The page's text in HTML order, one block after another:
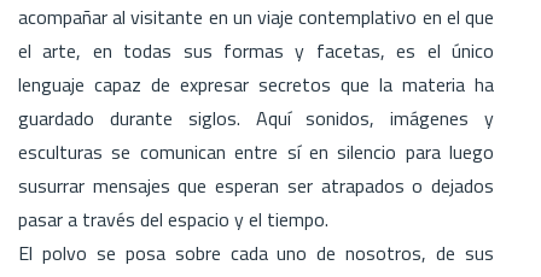
acompañar al visitante en un viaje contemplativo en el que
el arte, en todas sus formas y facetas, es el único
lenguaje capaz de expresar secretos que la materia ha
guardado durante siglos. Aquí sonidos, imágenes y
esculturas se comunican entre sí en silencio para luego
susurrar mensajes que esperan ser atrapados o dejados
pasar a través del espacio y el tiempo.
El polvo se posa sobre cada uno de nosotros, de sus